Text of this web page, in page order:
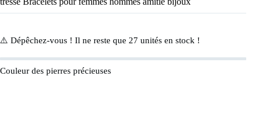
⚠️ Dépêchez-vous ! Il ne reste que 27 unités en stock !
Couleur des pierres précieuses